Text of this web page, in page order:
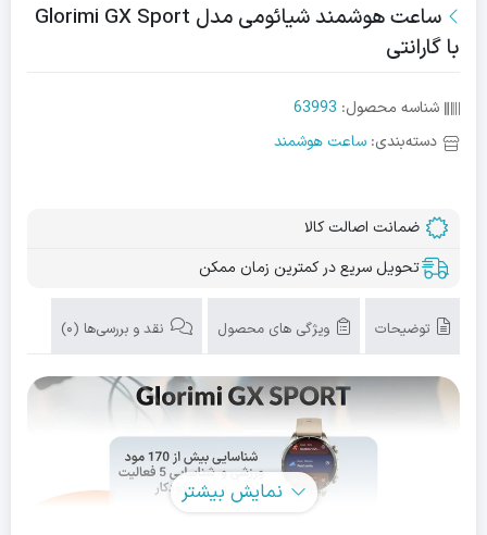
ساعت هوشمند شیائومی مدل Glorimi GX Sport
با گارانتی
شناسه محصول: 63993
دسته‌بندی: ساعت هوشمند
ضمانت اصالت کالا
تحویل سریع در کمترین زمان ممکن
توضیحات ویژگی های محصول نقد و بررسی‌ها (0)
نمایش بیشتر